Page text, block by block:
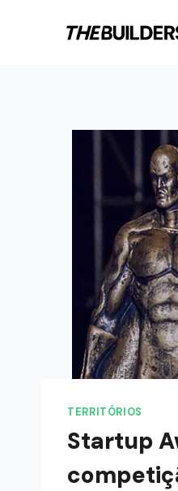
TERRITÓRIOS
Startup